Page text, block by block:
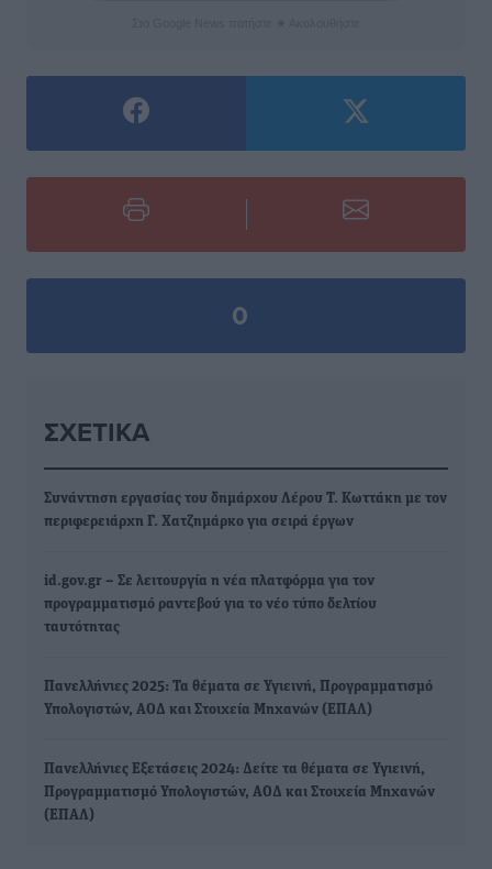
0
ΣΧΕΤΙΚΆ
Συνάντηση εργασίας του δημάρχου Λέρου Τ. Κωττάκη με τον
περιφερειάρχη Γ. Χατζημάρκο για σειρά έργων
id.gov.gr – Σε λειτουργία η νέα πλατφόρμα για τον
προγραμματισμό ραντεβού για το νέο τύπο δελτίου
ταυτότητας
Πανελλήνιες 2025: Τα θέματα σε Υγιεινή, Προγραμματισμό
Υπολογιστών, ΑΟΔ και Στοιχεία Μηχανών (ΕΠΑΛ)
Πανελλήνιες Εξετάσεις 2024: Δείτε τα θέματα σε Υγιεινή,
Προγραμματισμό Υπολογιστών, ΑΟΔ και Στοιχεία Μηχανών
(ΕΠΑΛ)